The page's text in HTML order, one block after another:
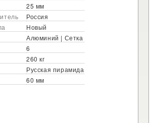
25 мм
Россия
Новый
Алюминий | Сетка
6
260 кг
Русская пирамида
60 мм